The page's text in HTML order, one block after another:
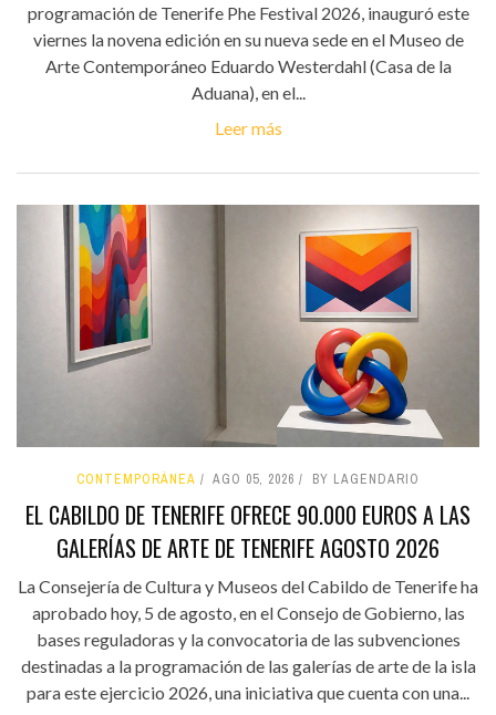
programación de Tenerife Phe Festival 2026, inauguró este
viernes la novena edición en su nueva sede en el Museo de
Arte Contemporáneo Eduardo Westerdahl (Casa de la
Aduana), en el...
Leer más
CONTEMPORÁNEA AGO 05, 2026 BY LAGENDARIO
EL CABILDO DE TENERIFE OFRECE 90.000 EUROS A LAS
GALERÍAS DE ARTE DE TENERIFE AGOSTO 2026
La Consejería de Cultura y Museos del Cabildo de Tenerife ha
aprobado hoy, 5 de agosto, en el Consejo de Gobierno, las
bases reguladoras y la convocatoria de las subvenciones
destinadas a la programación de las galerías de arte de la isla
para este ejercicio 2026, una iniciativa que cuenta con una...